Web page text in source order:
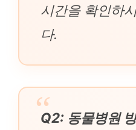
시간을 확인하
다.
Q2: 동물병원